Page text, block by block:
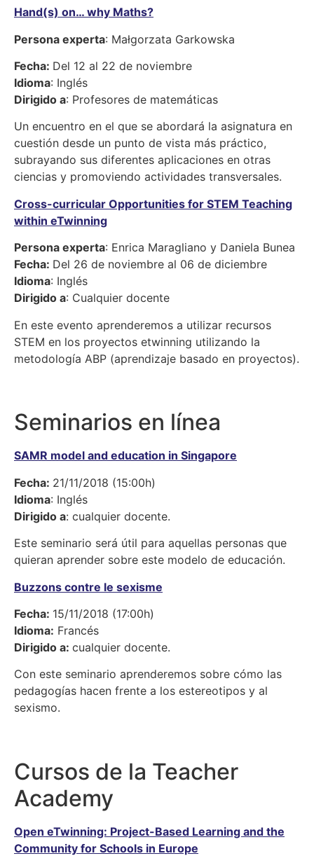
Hand(s) on… why Maths?
Persona experta: Małgorzata Garkowska
Fecha: Del 12 al 22 de noviembre
Idioma: Inglés
Dirigido a: Profesores de matemáticas
Un encuentro en el que se abordará la asignatura en
cuestión desde un punto de vista más práctico,
subrayando sus diferentes aplicaciones en otras
ciencias y promoviendo actividades transversales.
Cross-curricular Opportunities for STEM Teaching
within eTwinning
Persona experta: Enrica Maragliano y Daniela Bunea
Fecha: Del 26 de noviembre al 06 de diciembre
Idioma: Inglés
Dirigido a: Cualquier docente
En este evento aprenderemos a utilizar recursos
STEM en los proyectos etwinning utilizando la
metodología ABP (aprendizaje basado en proyectos).
Seminarios en línea
SAMR model and education in Singapore
Fecha: 21/11/2018 (15:00h)
Idioma: Inglés
Dirigido a: cualquier docente.
Este seminario será útil para aquellas personas que
quieran aprender sobre este modelo de educación.
Buzzons contre le sexisme
Fecha: 15/11/2018 (17:00h)
Idioma: Francés
Dirigido a: cualquier docente.
Con este seminario aprenderemos sobre cómo las
pedagogías hacen frente a los estereotipos y al
sexismo.
Cursos de la Teacher
Academy
Open eTwinning: Project-Based Learning and the
Community for Schools in Europe